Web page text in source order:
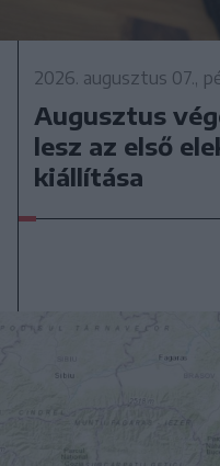
2026. augusztus 07.,
Augusztus
lesz az első
kiállítása